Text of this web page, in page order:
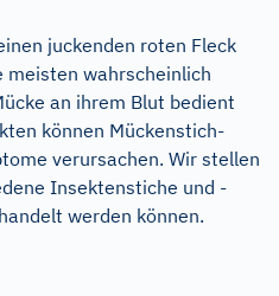
juckenden roten Fleck
meisten wahrscheinlich
an ihrem Blut bedient
können Mückenstich-
verursachen. Wir stellen
Insektenstiche und -
werden können.